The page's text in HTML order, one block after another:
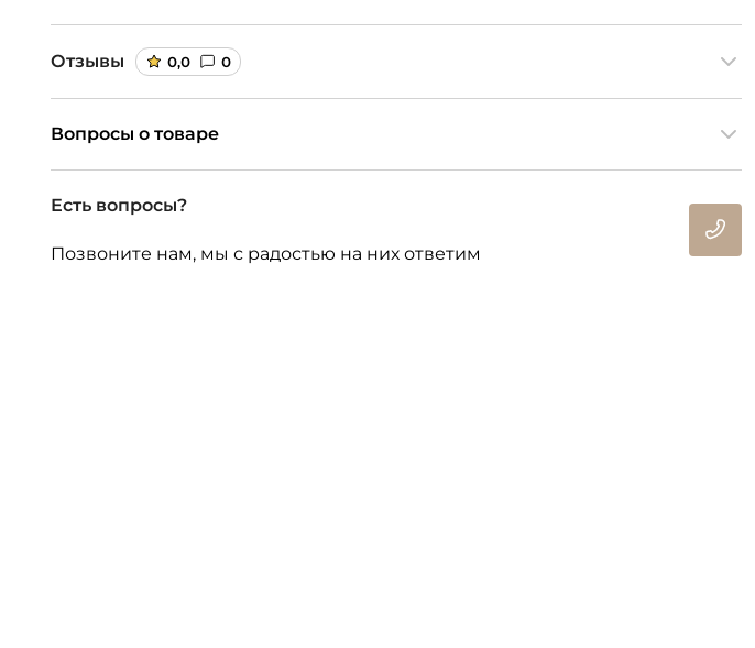
Отзывы 0,0 0
Вопросы о товаре
Есть вопросы?
Позвоните нам, мы с радостью на них ответим